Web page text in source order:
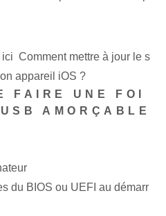
Comment mettre à jour le s
appareil iOS ?
FAIRE UNE FOI
AMORÇABLE
du BIOS‌ ou UEFI au démarr